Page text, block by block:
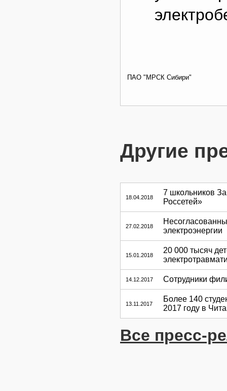
ПАО "МРСК Сибири"
Другие
18.04.2018
7 школьников
Россетей»
27.02.2018
электроэнергии
15.01.2018
20 000 тысяч
14.12.2017 Сотрудники
13.11.2017
Более 140
2017 году в
Все пресс-